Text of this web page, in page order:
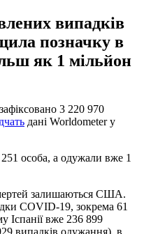
випадків
позначку в
як 1 мільйон
3 220 970
дані Worldometer у
особа, а одужали вже 1
залишаються США.
COVID-19, зокрема 61
Іспанії вже 236 899
випадків одужання), в